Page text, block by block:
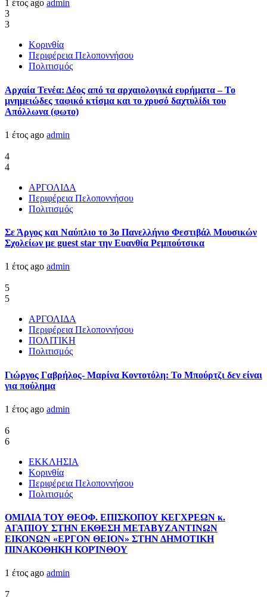
1 έτος ago admin
3
3
Κορινθία
Περιφέρεια Πελοποννήσου
Πολιτισμός
Αρχαία Τενέα: Δέος από τα αρχαιολογικά ευρήματα – Το
μνημειώδες ταφικό κτίσμα και το χρυσό δαχτυλίδι του
Απόλλωνα (φωτο)
1 έτος ago admin
4
4
ΑΡΓΟΛΙΔΑ
Περιφέρεια Πελοποννήσου
Πολιτισμός
Σε Άργος και Ναύπλιο το 3ο Πανελλήνιο Φεστιβάλ Μουσικών
Σχολείων με guest star την Ευανθία Ρεμπούτσικα
1 έτος ago admin
5
5
ΑΡΓΟΛΙΔΑ
Περιφέρεια Πελοποννήσου
ΠΟΛΙΤΙΚΗ
Πολιτισμός
Γιώργος Γαβρήλος- Μαρίνα Κοντοτόλη: Το Μπούρτζι δεν είναι
για πούλημα
1 έτος ago admin
6
6
ΕΚΚΛΗΣΙΑ
Κορινθία
Περιφέρεια Πελοποννήσου
Πολιτισμός
ΟΜΙΛΙΑ ΤΟΥ ΘΕΟΦ. ΕΠΙΣΚΟΠΟΥ ΚΕΓΧΡΕΩΝ κ.
ΑΓΑΠΙΟΥ ΣΤΗΝ ΕΚΘΕΣΗ ΜΕΤΑΒΥΖΑΝΤΙΝΩΝ
ΕΙΚΟΝΩΝ «ΕΡΓΟΝ ΘΕΙΟΝ» ΣΤΗΝ ΔΗΜΟΤΙΚΗ
ΠΙΝΑΚΟΘΗΚΗ ΚΟΡΊΝΘΟΥ
1 έτος ago admin
7